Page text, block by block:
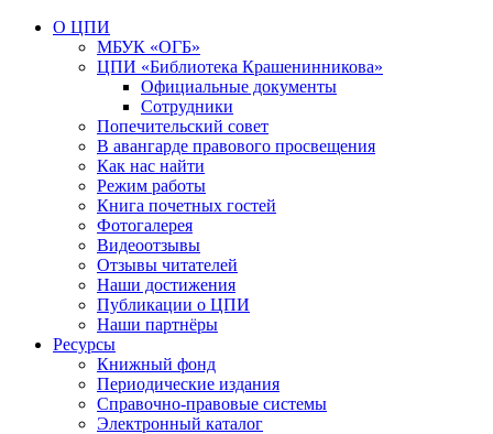
О ЦПИ
МБУК «ОГБ»
ЦПИ «Библиотека Крашенинникова»
Официальные документы
Сотрудники
Попечительский совет
В авангарде правового просвещения
Как нас найти
Режим работы
Книга почетных гостей
Фотогалерея
Видеоотзывы
Отзывы читателей
Наши достижения
Публикации о ЦПИ
Наши партнёры
Ресурсы
Книжный фонд
Периодические издания
Справочно-правовые системы
Электронный каталог